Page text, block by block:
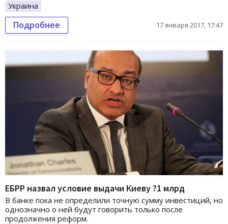
Украина
Подробнее 17 января 2017, 17:47
ЕБРР назвал условие выдачи Киеву ?1 млрд
В банке пока не определили точную сумму инвестиций, но
однозначно о ней будут говорить только после
продолжения реформ.